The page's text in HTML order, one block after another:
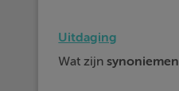
Uitdaging
Wat zijnsynoniemen